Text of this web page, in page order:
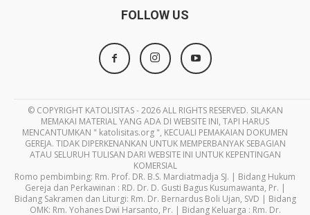
FOLLOW US
© COPYRIGHT KATOLISITAS - 2026 ALL RIGHTS RESERVED. SILAKAN
MEMAKAI MATERIAL YANG ADA DI WEBSITE INI, TAPI HARUS
MENCANTUMKAN " katolisitas.org ", KECUALI PEMAKAIAN DOKUMEN
GEREJA. TIDAK DIPERKENANKAN UNTUK MEMPERBANYAK SEBAGIAN
ATAU SELURUH TULISAN DARI WEBSITE INI UNTUK KEPENTINGAN
KOMERSIAL
Romo pembimbing: Rm. Prof. DR. B.S. Mardiatmadja SJ. | Bidang Hukum
Gereja dan Perkawinan : RD. Dr. D. Gusti Bagus Kusumawanta, Pr. |
Bidang Sakramen dan Liturgi: Rm. Dr. Bernardus Boli Ujan, SVD | Bidang
OMK: Rm. Yohanes Dwi Harsanto, Pr. | Bidang Keluarga : Rm. Dr.